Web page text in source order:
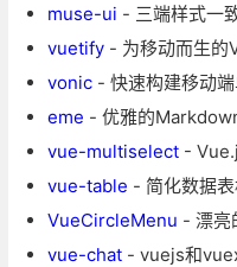
muse-ui - 三端样式一
vuetify- 为移动而生的
vonic- 快速构建移动端
eme - 优雅的
vue-multiselect-
vue-table - 简化数据
VueCircleMenu - 漂亮
vue-chat- vuejs和